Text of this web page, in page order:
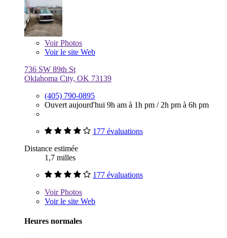
VoirPhotos
Voir le site Web
736 SW 89th St
Oklahoma City, OK 73139
(405) 790-0895
Ouvert aujourd'hui 9h am à 1h pm / 2h pm à 6h pm
177 évaluations
Distance estimée
1,7 milles
177 évaluations
VoirPhotos
Voir le site Web
Heures normales